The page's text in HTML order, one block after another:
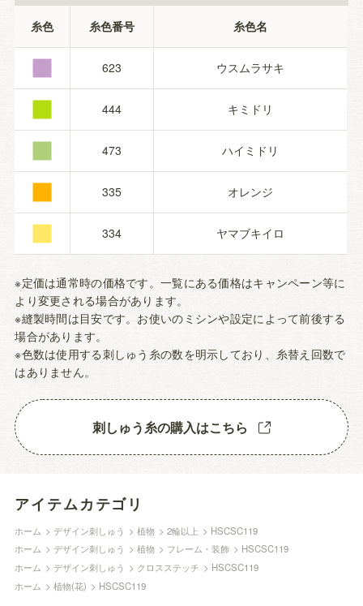
糸色 糸色番号 糸色名
■ 623 ウスムラサキ
■ 444 キミドリ
■ 473 ハイミドリ
■ 335 オレンジ
■ 334 ヤマブキイロ
※定価は通常時の価格です。一覧にある価格はキャンペーン等に
より変更される場合があります。
※縫製時間は目安です。お使いのミシンや設定によって前後する
場合があります。
※色数は使用する刺しゅう糸の数を明示しており、糸替え回数で
はありません。
刺しゅう糸の購入はこちら
アイテムカテゴリ
ホーム >デザイン刺しゅう >植物 >2輪以上 > HSCSC119
ホーム >デザイン刺しゅう >植物 > フレーム・装飾 > HSCSC119
ホーム >デザイン刺しゅう > クロスステッチ > HSCSC119
ホーム >植物(花) > HSCSC119